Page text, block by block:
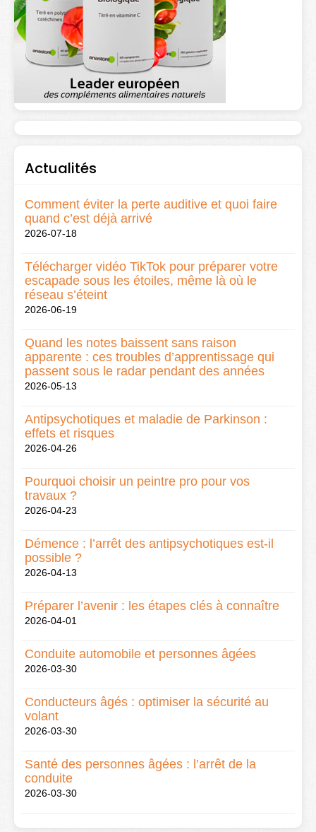
Actualités
Comment éviter la perte auditive et quoi faire
quand c’est déjà arrivé
2026-07-18
Télécharger vidéo TikTok pour préparer votre
escapade sous les étoiles, même là où le
réseau s’éteint
2026-06-19
Quand les notes baissent sans raison
apparente : ces troubles d’apprentissage qui
passent sous le radar pendant des années
2026-05-13
Antipsychotiques et maladie de Parkinson :
effets et risques
2026-04-26
Pourquoi choisir un peintre pro pour vos
travaux ?
2026-04-23
Démence : l’arrêt des antipsychotiques est-il
possible ?
2026-04-13
Préparer l’avenir : les étapes clés à connaître
2026-04-01
Conduite automobile et personnes âgées
2026-03-30
Conducteurs âgés : optimiser la sécurité au
volant
2026-03-30
Santé des personnes âgées : l’arrêt de la
conduite
2026-03-30